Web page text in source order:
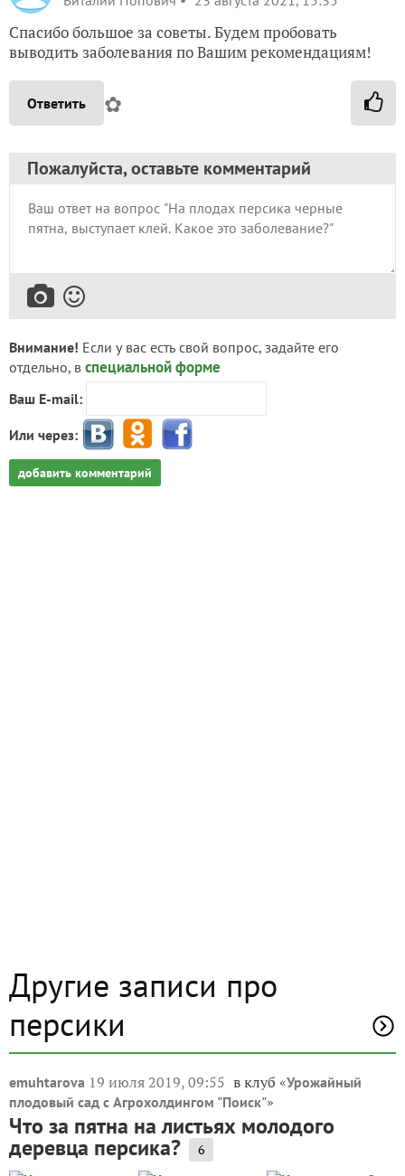
Спасибо большое за советы. Будем пробовать
выводить заболевания по Вашим рекомендациям!
Ответить ✿
Пожалуйста, оставьте комментарий
Внимание! Если у вас есть свой вопрос, задайте его
отдельно, в специальной форме
Ваш E-mail:
Или через:
добавить комментарий
Другие записи про
персики
emuhtarova 19 июля 2019, 09:55 в клуб «Урожайный
плодовый сад с Агрохолдингом "Поиск"»
Что за пятна на листьях молодого
деревца персика? 6